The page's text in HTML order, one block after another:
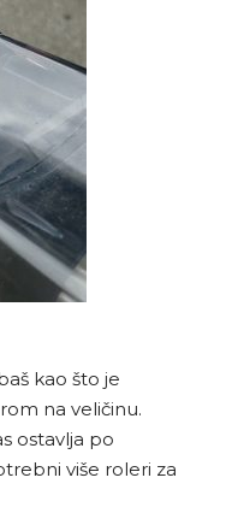
kao što je
na veličinu.
ostavlja po
više roleri za